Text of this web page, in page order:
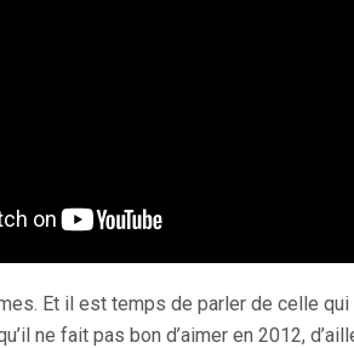
Et il est temps de parler de celle
ne fait pas bon d’aimer en 2012,